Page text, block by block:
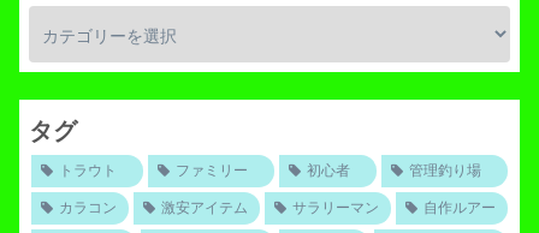
タグ
トラウト ファミリー 初心者 管理釣り場
カラコン 激安アイテム サラリーマン 自作ルアー